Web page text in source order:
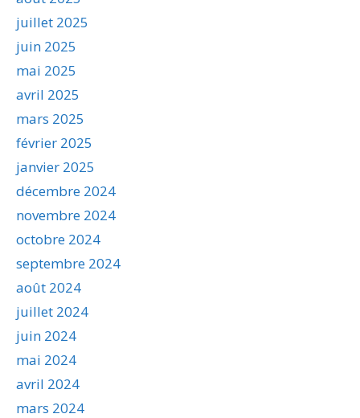
juillet 2025
juin 2025
mai 2025
avril 2025
mars 2025
février 2025
janvier 2025
décembre 2024
novembre 2024
octobre 2024
septembre 2024
août 2024
juillet 2024
juin 2024
mai 2024
avril 2024
mars 2024